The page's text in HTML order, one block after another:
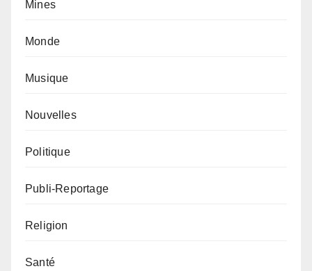
Mines
Monde
Musique
Nouvelles
Politique
Publi-Reportage
Religion
Santé